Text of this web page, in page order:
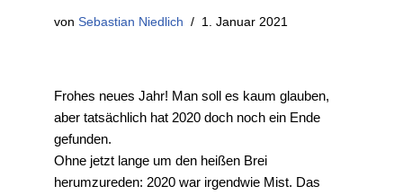
von Sebastian Niedlich 1. Januar 2021
Frohes neues Jahr! Man soll es kaum glauben,
aber tatsächlich hat 2020 doch noch ein Ende
gefunden.
Ohne jetzt lange um den heißen Brei
herumzureden: 2020 war irgendwie Mist. Das